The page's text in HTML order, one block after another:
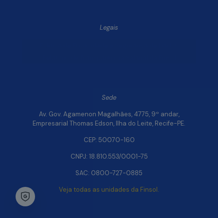
Legais
Sede
Av. Gov. Agamenon Magalhães, 4775, 9º andar,
Empresarial Thomas Edson, Ilha do Leite, Recife-PE.
CEP: 50070-160
CNPJ: 18.810.553/0001-75
SAC: 0800-727-0885
Veja todas as unidades da Finsol.